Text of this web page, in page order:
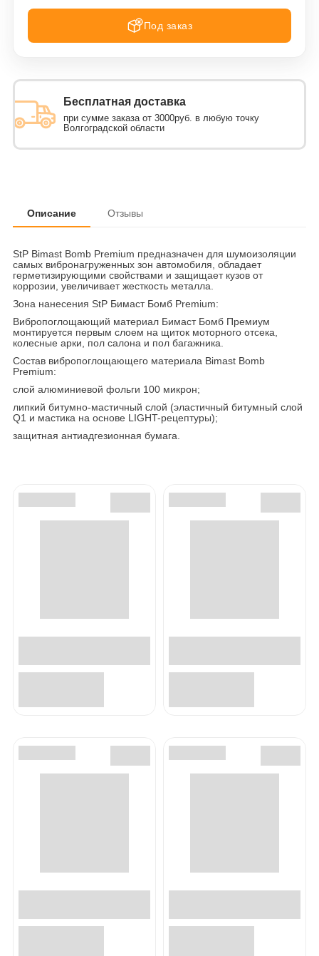
Под заказ
Бесплатная доставка
при сумме заказа от 3000руб. в любую точку
Волгоградской области
Описание Отзывы
StP Bimast Bomb Premium предназначен для шумоизоляции
самых вибронагруженных зон автомобиля, обладает
герметизирующими свойствами и защищает кузов от
коррозии, увеличивает жесткость металла.
Зона нанесения StP Бимаст Бомб Premium:
Вибропоглощающий материал Бимаст Бомб Премиум
монтируется первым слоем на щиток моторного отсека,
колесные арки, пол салона и пол багажника.
Состав вибропоглощающего материала Bimast Bomb
Premium:
слой алюминиевой фольги 100 микрон;
липкий битумно-мастичный слой (эластичный битумный слой
Q1 и мастика на основе LIGHT-рецептуры);
защитная антиадгезионная бумага.